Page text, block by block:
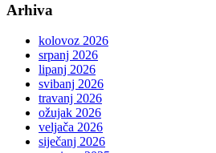
Arhiva
kolovoz 2026
srpanj 2026
lipanj 2026
svibanj 2026
travanj 2026
ožujak 2026
veljača 2026
siječanj 2026